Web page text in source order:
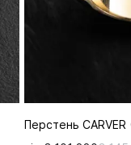
Перстень